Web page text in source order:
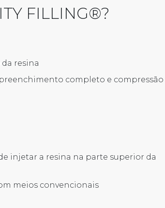
FILLING®?
resina
completo e compressão
injetar a resina na parte superior da
meios convencionais